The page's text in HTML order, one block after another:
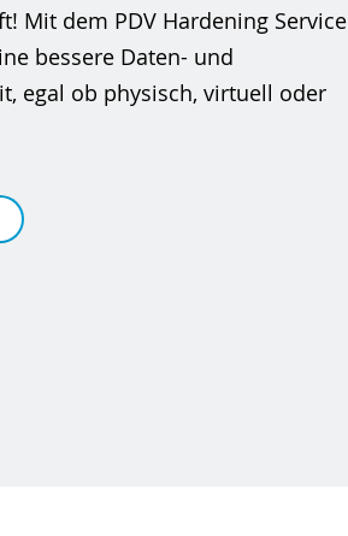
Mit dem PDV Hardening Service
bessere Daten- und
egal ob physisch, virtuell oder